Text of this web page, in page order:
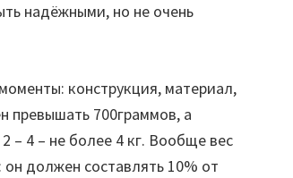
надёжными, но не очень
конструкция, материал,
превышать 700граммов, а
– 4 – не более 4 кг. Вообще вес
должен составлять 10% от